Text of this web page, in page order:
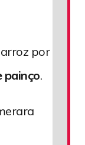
por
painço.